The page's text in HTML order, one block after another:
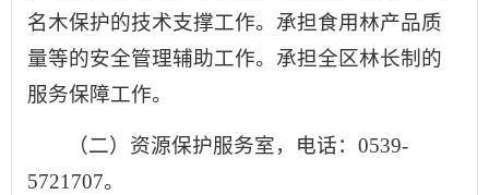
名木保护的技术支撑工作。承担食用林产品质
量等的安全管理辅助工作。承担全区林长制的
服务保障工作。
（二）资源保护服务室，电话：0539-
5721707。